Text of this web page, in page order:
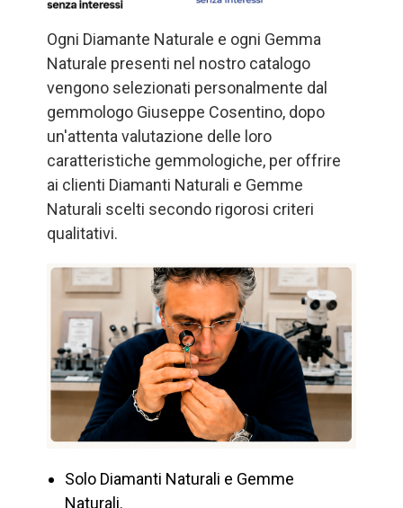
Ogni Diamante Naturale e ogni Gemma
Naturale presenti nel nostro catalogo
vengono selezionati personalmente dal
gemmologo Giuseppe Cosentino, dopo
un'attenta valutazione delle loro
caratteristiche gemmologiche, per offrire
ai clienti Diamanti Naturali e Gemme
Naturali scelti secondo rigorosi criteri
qualitativi.
Solo Diamanti Naturali e Gemme
Naturali.